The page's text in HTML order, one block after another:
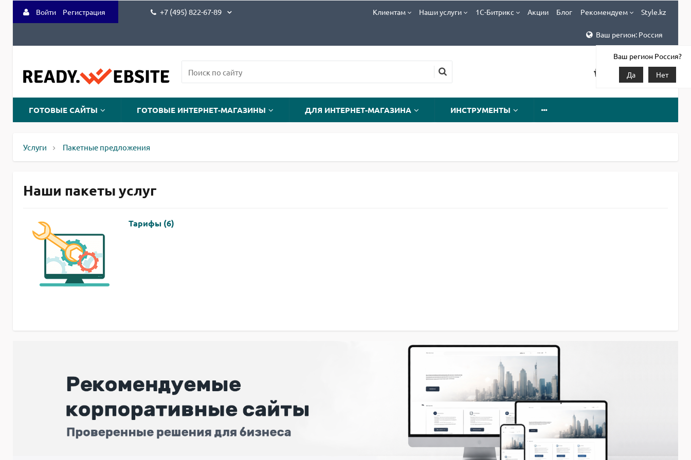
Войти Регистрация +7 (495) 822-67-89 Клиентам Наши услуги 1С-Битрикс Акции Блог Рекомендуем Style.kz
Ваш регион: Россия
Ваш регион Россия?
Да
Нет
ГОТОВЫЕ САЙТЫ ГОТОВЫЕ ИНТЕРНЕТ-МАГАЗИНЫ ДЛЯ ИНТЕРНЕТ-МАГАЗИНА ИНСТРУМЕНТЫ
Услуги Пакетные предложения
Наши пакеты услуг
Тарифы (6)